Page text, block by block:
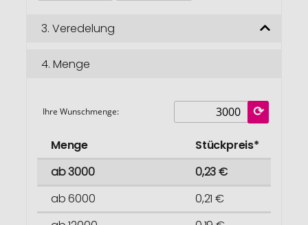
3. Veredelung
4. Menge
Ihre Wunschmenge:
Menge
Stückpreis*
ab 3000
0,23 €
ab 6000
0,21 €